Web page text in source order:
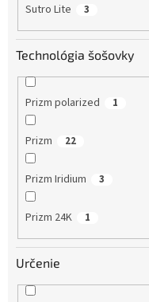
Sutro Lite 3
Technológia šošovky
Prizm polarized 1
Prizm 22
Prizm Iridium 3
Prizm 24K 1
Určenie